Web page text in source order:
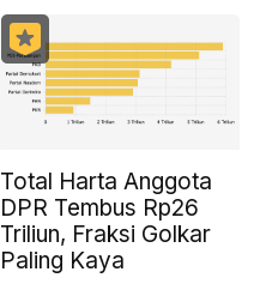
Total Harta Anggota
DPR Tembus Rp26
Triliun, Fraksi Golkar
Paling Kaya